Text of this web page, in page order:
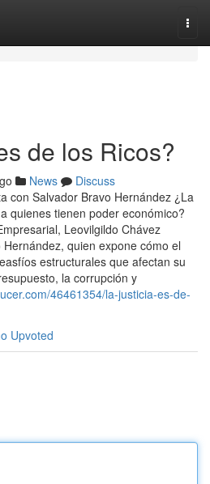
de los Ricos?
News
Discuss
con Salvador Bravo Hernández ¿La
quienes tienen poder económico?
Leovilgildo Chávez
quien expone cómo el
estructurales que afectan su
la corrupción y
46461354/la-justicia-es-de-
Upvoted